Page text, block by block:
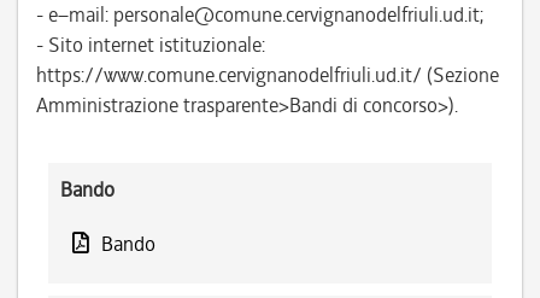
- e–mail: personale@comune.cervignanodelfriuli.ud.it;
- Sito internet istituzionale:
https://www.comune.cervignanodelfriuli.ud.it/ (Sezione
Amministrazione trasparente>Bandi di concorso>).
Bando
Bando